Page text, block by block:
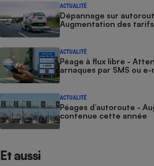
ACTUALITÉ
Dépannage sur
Augmentation des tarifs
ACTUALITÉ
Péage à flux libre -
arnaques par SMS ou e-
ACTUALITÉ
Péages d’autoroute -
contenue cette année
Et aussi